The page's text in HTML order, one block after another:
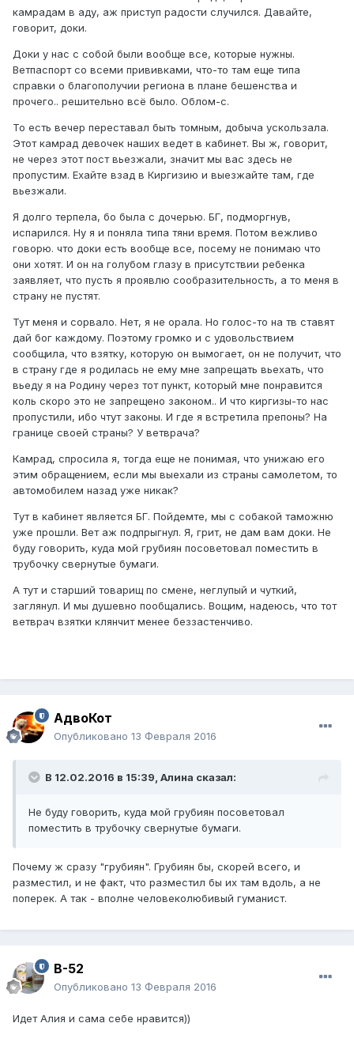
камрадам в аду, аж приступ радости случился. Давайте,
говорит, доки.
Доки у нас с собой были вообще все, которые нужны.
Ветпаспорт со всеми прививками, что-то там еще типа
справки о благополучии региона в плане бешенства и
прочего.. решительно всё было. Облом-с.
То есть вечер переставал быть томным, добыча ускользала.
Этот камрад девочек наших ведет в кабинет. Вы ж, говорит,
не через этот пост вьезжали, значит мы вас здесь не
пропустим. Ехайте взад в Киргизию и выезжайте там, где
вьезжали.
Я долго терпела, бо была с дочерью. БГ, подморгнув,
испарился. Ну я и поняла типа тяни время. Потом вежливо
говорю. что доки есть вообще все, посему не понимаю что
они хотят. И он на голубом глазу в присутствии ребенка
заявляет, что пусть я проявлю сообразительность, а то меня в
страну не пустят.
Тут меня и сорвало. Нет, я не орала. Но голос-то на тв ставят
дай бог каждому. Поэтому громко и с удовольствием
сообщила, что взятку, которую он вымогает, он не получит, что
в страну где я родилась не ему мне запрещать вьехать, что
вьеду я на Родину через тот пункт, который мне понравится
коль скоро это не запрещено законом.. И что киргизы-то нас
пропустили, ибо чтут законы. И где я встретила препоны? На
границе своей страны? У ветврача?
Камрад, спросила я, тогда еще не понимая, что унижаю его
этим обращением, если мы выехали из страны самолетом, то
автомобилем назад уже никак?
Тут в кабинет является БГ. Пойдемте, мы с собакой таможню
уже прошли. Вет аж подпрыгнул. Я, грит, не дам вам доки. Не
буду говорить, куда мой грубиян посоветовал поместить в
трубочку свернутые бумаги.
А тут и старший товарищ по смене, неглупый и чуткий,
заглянул. И мы душевно пообщались. Вощим, надеюсь, что тот
ветврач взятки клянчит менее беззастенчиво.
АдвоКот
Опубликовано 13 Февраля 2016
В 12.02.2016 в 15:39, Алина сказал:
Не буду говорить, куда мой грубиян посоветовал
поместить в трубочку свернутые бумаги.
Почему ж сразу "грубиян". Грубиян бы, скорей всего, и
разместил, и не факт, что разместил бы их там вдоль, а не
поперек. А так - вполне человеколюбивый гуманист.
B-52
Опубликовано 13 Февраля 2016
Идет Алия и сама себе нравится))